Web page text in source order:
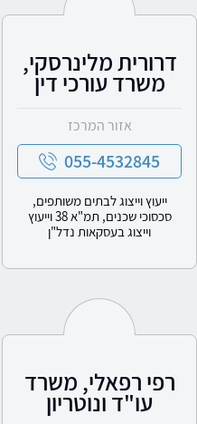
דרורית מלינרסקי,
משרד עורכי דין
אזור המרכז
055-4532845
ייעוץ וייצוג לבתים משותפים,
סכסוכי שכנים, תמ"א 38 וייעוץ
וייצוג בעסקאות נדל"ן
רפי רפאלי, משרד
עו"ד ונוטריון